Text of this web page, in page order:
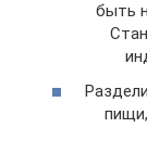
быть